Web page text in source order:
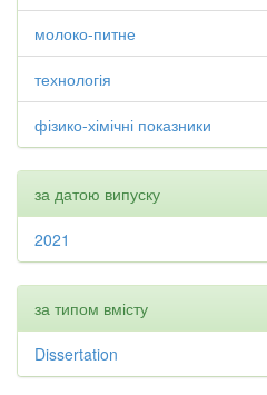
молоко-питне
технологія
фізико-хімічні показники
за датою випуску
2021
за типом вмісту
Dissertation